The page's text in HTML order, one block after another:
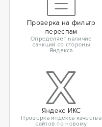
Проверка на фильтр
переспам
Определяет наличие
санкций со стороны
Яндекса
Яндекс ИКС
Проверка индекса качества
сайтов по новому